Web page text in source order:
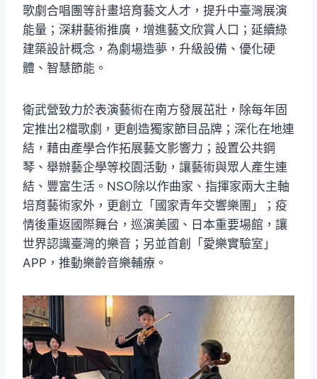
歌劇合唱團等計畫培育藝文人才，提升中臺灣展演
能量；深耕藝術推廣，增進藝文欣賞人口；延續綠
建築設計概念，為劇場造夢，升級設備、優化硬
體、智慧節能。
衛武營致力於表演藝術在南方發展茁壯，除每年固
定推出2檔歌劇，更創造獨家節目品牌；深化在地連
結，藉由產學合作拓展藝文影響力；設置公共鋼
琴、舉辦藝企學等校園活動，讓藝術與眾人產生連
結、豐富生活。NSO除以作曲家、指揮家兩大主軸
培育藝術家外，更創立「國家青年交響樂團」；疫
情後重返國際舞台，巡演美國、日本重要場館，讓
世界認識臺灣的樂音；另並首創「愛樂實驗室」
APP，推動樂齡音樂輔療。